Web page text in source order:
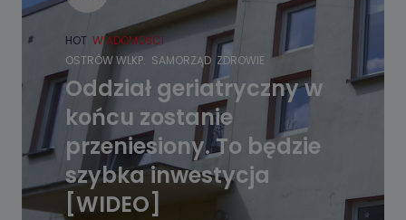
HOT WIADOMOŚCI
OSTRÓW WLKP. SAMORZĄD ZDROWIE
Oddział geriatryczny w
końcu zostanie
przeniesiony. To będzie
szybka inwestycja
[WIDEO]